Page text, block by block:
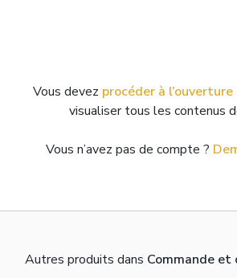
Vous devez procéder à
visualiser tous les contenus
Vous n’avez pas de compte ?
Autres produits dans Commande